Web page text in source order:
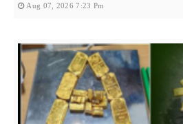
Aug 07, 2026 7:23 Pm